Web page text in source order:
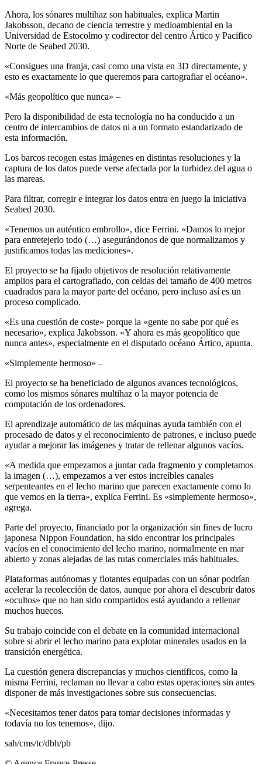
Ahora, los sónares multihaz son habituales, explica Martin
Jakobsson, decano de ciencia terrestre y medioambiental en la
Universidad de Estocolmo y codirector del centro Ártico y Pacífico
Norte de Seabed 2030.
«Consigues una franja, casi como una vista en 3D directamente, y
esto es exactamente lo que queremos para cartografiar el océano».
«Más geopolítico que nunca» –
Pero la disponibilidad de esta tecnología no ha conducido a un
centro de intercambios de datos ni a un formato estandarizado de
esta información.
Los barcos recogen estas imágenes en distintas resoluciones y la
captura de los datos puede verse afectada por la turbidez del agua o
las mareas.
Para filtrar, corregir e integrar los datos entra en juego la iniciativa
Seabed 2030.
«Tenemos un auténtico embrollo», dice Ferrini. «Damos lo mejor
para entretejerlo todo (…) asegurándonos de que normalizamos y
justificamos todas las mediciones».
El proyecto se ha fijado objetivos de resolución relativamente
amplios para el cartografiado, con celdas del tamaño de 400 metros
cuadrados para la mayor parte del océano, pero incluso así es un
proceso complicado.
«Es una cuestión de coste» porque la «gente no sabe por qué es
necesario», explica Jakobsson. «Y ahora es más geopolítico que
nunca antes», especialmente en el disputado océano Ártico, apunta.
«Simplemente hermoso» –
El proyecto se ha beneficiado de algunos avances tecnológicos,
como los mismos sónares multihaz o la mayor potencia de
computación de los ordenadores.
El aprendizaje automático de las máquinas ayuda también con el
procesado de datos y el reconocimiento de patrones, e incluso puede
ayudar a mejorar las imágenes y tratar de rellenar algunos vacíos.
«A medida que empezamos a juntar cada fragmento y completamos
la imagen (…), empezamos a ver estos increíbles canales
serpenteantes en el lecho marino que parecen exactamente como lo
que vemos en la tierra», explica Ferrini. Es «simplemente hermoso»,
agrega.
Parte del proyecto, financiado por la organización sin fines de lucro
japonesa Nippon Foundation, ha sido encontrar los principales
vacíos en el conocimiento del lecho marino, normalmente en mar
abierto y zonas alejadas de las rutas comerciales más habituales.
Plataformas autónomas y flotantes equipadas con un sónar podrían
acelerar la recolección de datos, aunque por ahora el descubrir datos
«ocultos» que no han sido compartidos está ayudando a rellenar
muchos huecos.
Su trabajo coincide con el debate en la comunidad internacional
sobre si abrir el lecho marino para explotar minerales usados en la
transición energética.
La cuestión genera discrepancias y muchos científicos, como la
misma Ferrini, reclaman no llevar a cabo estas operaciones sin antes
disponer de más investigaciones sobre sus consecuencias.
«Necesitamos tener datos para tomar decisiones informadas y
todavía no los tenemos», dijo.
sah/cms/tc/dbh/pb